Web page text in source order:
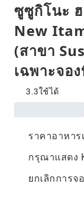
ซูซูกิโนะ
New
(สาขา
เฉพาะจอ
3.3ใช้ได้
ราคาอาหาร
กรุณาแสดง
ยกเลิกการจ